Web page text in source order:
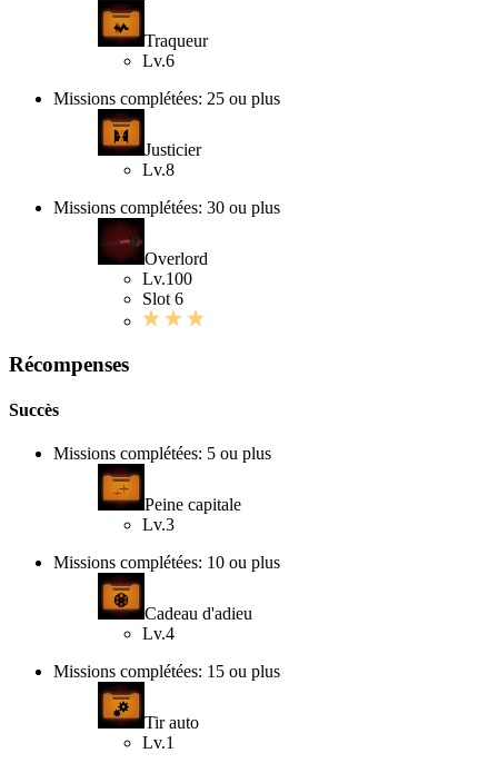
Traqueur
Lv.6
Missions complétées: 25 ou plus
Justicier
Lv.8
Missions complétées: 30 ou plus
Overlord
Lv.100
Slot 6
Récompenses
Succès
Missions complétées: 5 ou plus
Peine capitale
Lv.3
Missions complétées: 10 ou plus
Cadeau d'adieu
Lv.4
Missions complétées: 15 ou plus
Tir auto
Lv.1